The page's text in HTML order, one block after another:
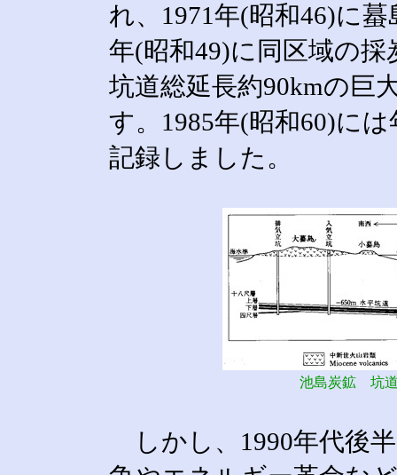
れ、1971年(昭和46)に
年(昭和49)に同区域の
坑道総延長約90kmの巨
す。1985年(昭和60)に
記録しました。
池島炭鉱 坑道
しかし、1990年代後